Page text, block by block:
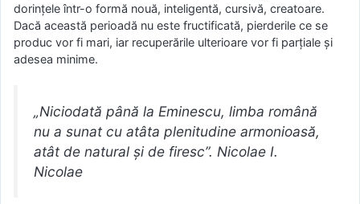
dorinţele într-o formă nouă, inteligentă, cursivă, creatoare.
Dacă această perioadă nu este fructificată, pierderile ce se
produc vor fi mari, iar recuperările ulterioare vor fi parţiale şi
adesea minime.
„Niciodată până la Eminescu, limba română
nu a sunat cu atâta plenitudine armonioasă,
atât de natural şi de firesc”. Nicolae I.
Nicolae